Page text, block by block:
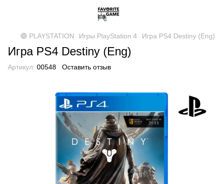
🔵 PLAYSTATION Игры PlayStation 4 Игра PS4 Destiny (Eng)
Игра PS4 Destiny (Eng)
Артикул: 00548 Оставить отзыв